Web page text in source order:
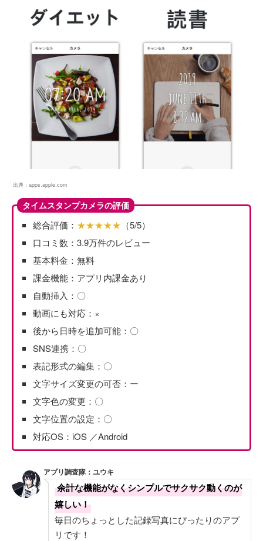
出典： apps.apple.com
タイムスタンプカメラの評価
総合評価： ★★★★★ （5/5）
口コミ数：3.9万件のレビュー
基本料金：無料
課金機能：アプリ内課金あり
自動挿入：〇
動画にも対応：×
後から日時を追加可能：〇
SNS連携：〇
表記形式の編集：〇
文字サイズ変更の可否：ー
文字色の変更：〇
文字位置の設定：〇
対応OS：iOS ／Android
アプリ調査隊：ユウキ
余計な機能がなくシンプルでサクサク動くのが
嬉しい！
毎日のちょっとした記録写真にぴったりのアプ
リです！